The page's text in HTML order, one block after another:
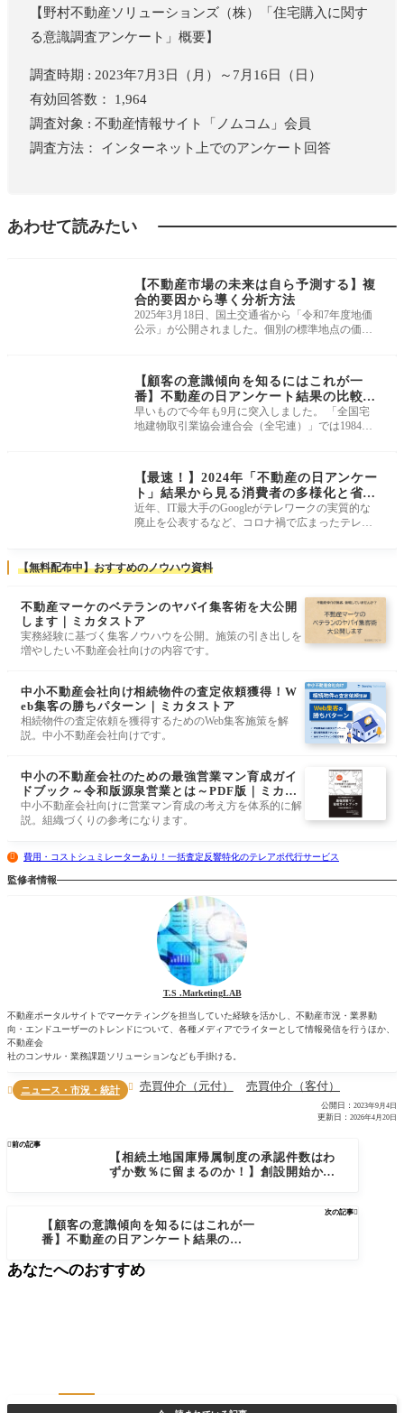
【野村不動産ソリューションズ（株）「住宅購入に関す
る意識調査アンケート」概要】
調査時期 : 2023年7月3日（月）～7月16日（日）
有効回答数： 1,964
調査対象 : 不動産情報サイト「ノムコム」会員
調査方法： インターネット上でのアンケート回答
あわせて読みたい
【不動産市場の未来は自ら予測する】複
合的要因から導く分析方法
2025年3月18日、国土交通省から「令和7年度地価
公示」が公開されました。個別の標準地点の価格
【顧客の意識傾向を知るにはこれが一
番】不動産の日アンケート結果の比較
と、次回の調査結果で注目したいポイン
ト
早いもので今年も9月に突入しました。 「全国宅
地建物取引業協会連合会（全宅連）」では1984年
【最速！】2024年「不動産の日アンケー
ト」結果から見る消費者の多様化と省エ
ネ志向
近年、IT最大手のGoogleがテレワークの実質的な
廃止を公表するなど、コロナ禍で広まったテレワ
【無料配布中】おすすめのノウハウ資料
不動産マーケのベテランのヤバイ集客術を大公開
します｜ミカタストア
実務経験に基づく集客ノウハウを公開。施策の引き出しを
増やしたい不動産会社向けの内容です。
中小不動産会社向け相続物件の査定依頼獲得！W
eb集客の勝ちパターン｜ミカタストア
相続物件の査定依頼を獲得するためのWeb集客施策を解
説。中小不動産会社向けです。
中小の不動産会社のための最強営業マン育成ガイ
ドブック～令和版源泉営業とは～PDF版｜ミカタ
ストア
中小不動産会社向けに営業マン育成の考え方を体系的に解
説。組織づくりの参考になります。
費用・コストシュミレーターあり！一括査定反響特化のテレアポ代行サービス
監修者情報
T.S .MarketingLAB
不動産ポータルサイトでマーケティングを担当していた経験を活かし、不動産市況・業界動
向・エンドユーザーのトレンドについて、各種メディアでライターとして情報発信を行うほか、
不動産会
社のコンサル・業務課題ソリューションなども手掛ける。
 ニュース・市況・統計  売買仲介（元付） 売買仲介（客付）
公開日： 2023年9月4日
更新日： 2026年4月20日
前の記事
【相続土地国庫帰属制度の承認件数はわ
ずか数％に留まるのか！】創設開始から
次の記事
【顧客の意識傾向を知るにはこれが一
番】不動産の日アンケート結果の比較
あなたへのおすすめ